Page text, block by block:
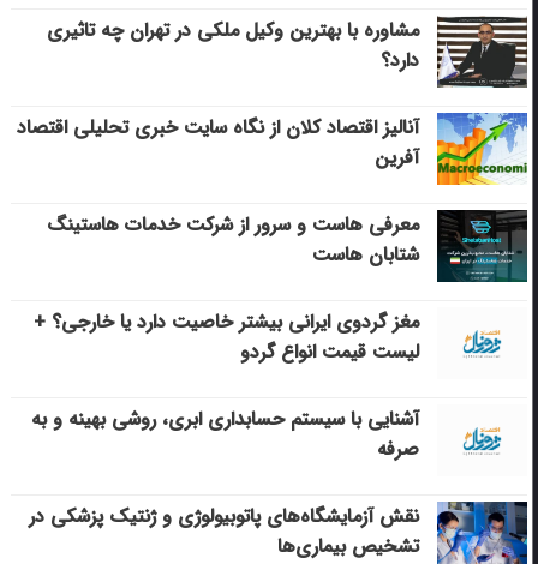
مشاوره با بهترین وکیل ملکی در تهران چه تاثیری
دارد؟
آنالیز اقتصاد کلان از نگاه سایت خبری تحلیلی اقتصاد
آفرین
معرفی هاست و سرور از شرکت خدمات هاستینگ
شتابان هاست
مغز گردوی ایرانی بیشتر خاصیت دارد یا خارجی؟ +
لیست قیمت انواع گردو
آشنایی با سیستم حسابداری ابری، روشی بهینه و به
صرفه
نقش آزمایشگاه‌های پاتوبیولوژی و ژنتیک پزشکی در
تشخیص بیماری‌ها